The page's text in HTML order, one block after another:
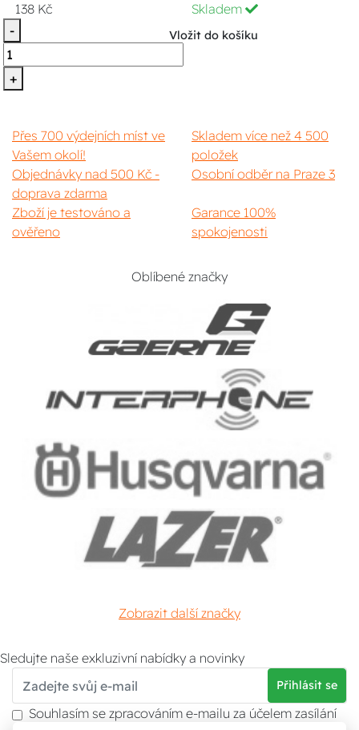
138 Kč
Skladem
-
+
Vložit do košíku
Přes 700 výdejních míst ve
Vašem okolí!
Skladem více než 4 500
položek
Objednávky nad 500 Kč -
doprava zdarma
Osobní odběr na Praze 3
Zboží je testováno a
ověřeno
Garance 100%
spokojenosti
Oblíbené značky
Zobrazit další značky
Sledujte naše exkluzivní nabídky a novinky
Přihlásit se
Souhlasím se zpracováním e-mailu za účelem zasílání